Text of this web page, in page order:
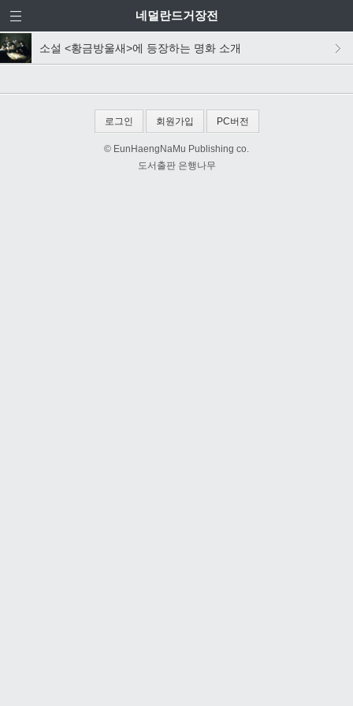
네덜란드거장전
소설 <황금방울새>에 등장하는 명화 소개
로그인 회원가입 PC버전
© EunHaengNaMu Publishing co.
도서출판 은행나무